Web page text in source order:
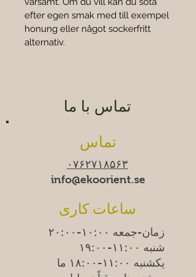
efter egen smak med till exempel
honung eller något sockerfritt
alternativ.
تماس با ما
تماس
۰۷۶۲۷۱۸۵۶۳
info@ekoorient.se​​
ساعات کاری
زمان-جمعه ۱۰:۰۰-۲۰:۰۰
شنبه ۱۱:۰۰-۱۹:۰۰
یکشنبه ۱۱:۰۰-۱۸:۰۰
ما